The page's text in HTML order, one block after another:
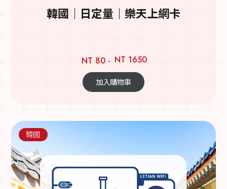
韓國｜日定量｜樂天上網卡
NT 80 - NT 1650
加入購物車
韓國